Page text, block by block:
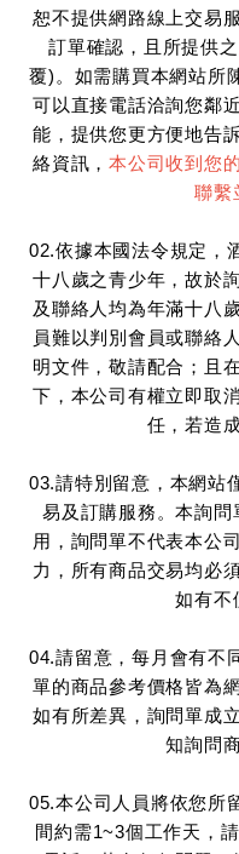
恕不提供網路線上交易
訂單確認，且所提供
覆)。如需購買本網站所
可以直接電話洽詢您鄰
能，提供您更方便地告
絡資訊，本公司收到您
聯繫
02.依據本國法令規定，
十八歲之青少年，故於
及聯絡人均為年滿十八
員難以判別會員或聯絡
明文件，敬請配合；且
下，本公司有權立即取
任，若造
03.請特別留意，本網站
易及訂購服務。本詢
用，詢問單不代表本公
力，所有商品交易均必
如有不
04.請留意，每月會有不
單的商品參考價格皆為
如有所差異，詢問單成
知詢問
05.本公司人員將依您所
間約需1~3個工作天，